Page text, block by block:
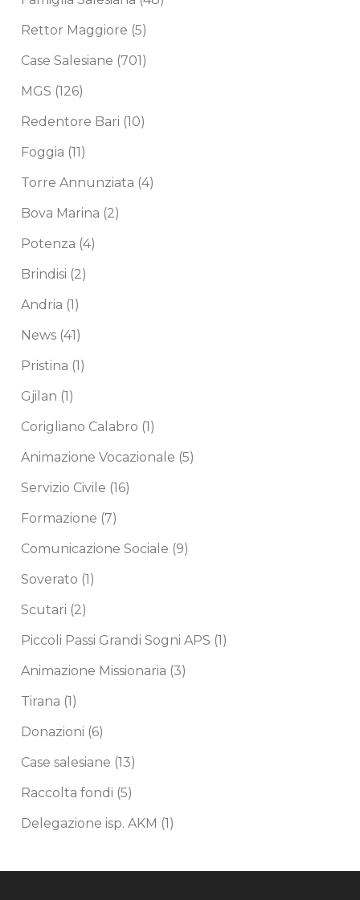
Rettor Maggiore (5)
Case Salesiane (701)
MGS (126)
Redentore Bari (10)
Foggia (11)
Torre Annunziata (4)
Bova Marina (2)
Potenza (4)
Brindisi (2)
Andria (1)
News (41)
Pristina (1)
Gjilan (1)
Corigliano Calabro (1)
Animazione Vocazionale (5)
Servizio Civile (16)
Formazione (7)
Comunicazione Sociale (9)
Soverato (1)
Scutari (2)
Piccoli Passi Grandi Sogni APS (1)
Animazione Missionaria (3)
Tirana (1)
Donazioni (6)
Case salesiane (13)
Raccolta fondi (5)
Delegazione isp. AKM (1)